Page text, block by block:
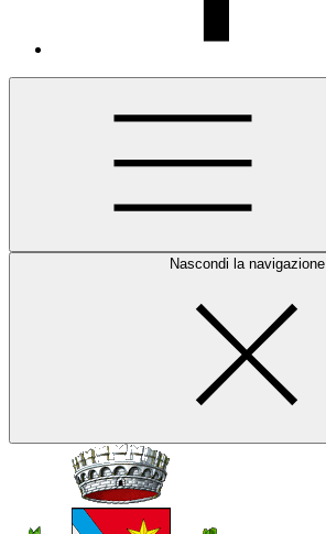
Nascondi la navigazione